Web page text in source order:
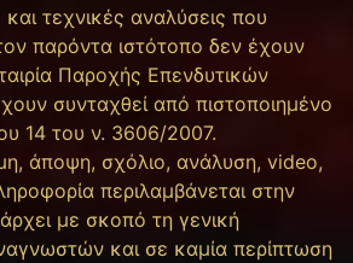
και τεχνικές αναλύσεις που
παρόντα ιστότοπο δεν έχουν
Παροχής Επενδυτικών
συνταχθεί από πιστοποιημένο
14 του ν. 3606/2007.
άποψη, σχόλιο, ανάλυση, video,
περιλαμβάνεται στην
με σκοπό τη γενική
και σε καμία περίπτωση